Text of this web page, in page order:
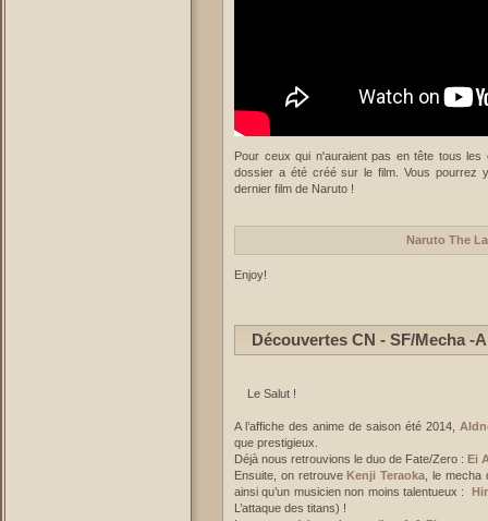
Pour ceux qui n'auraient pas en tête tous les
dossier a été créé sur le film. Vous pourrez
dernier film de Naruto !
Naruto The
Enjoy!
Découvertes CN - SF/Mecha -
Le Salut !
A l’affiche des anime de saison été 2014,
que prestigieux.
Déjà nous retrouvions le duo de Fate/Zero : Ei
Ensuite, on retrouveKenji Teraoka , le
ainsi qu’un musicien non moins talentueux :
L’attaque des titans) !